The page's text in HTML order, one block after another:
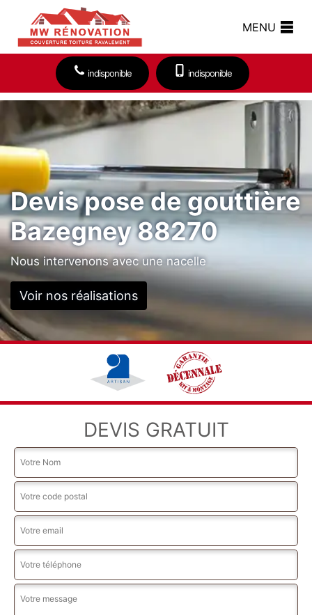
MENU
indisponible indisponible
Devis pose de gouttière
Bazegney 88270
Nous intervenons avec une nacelle
Voir nos réalisations
DEVIS GRATUIT